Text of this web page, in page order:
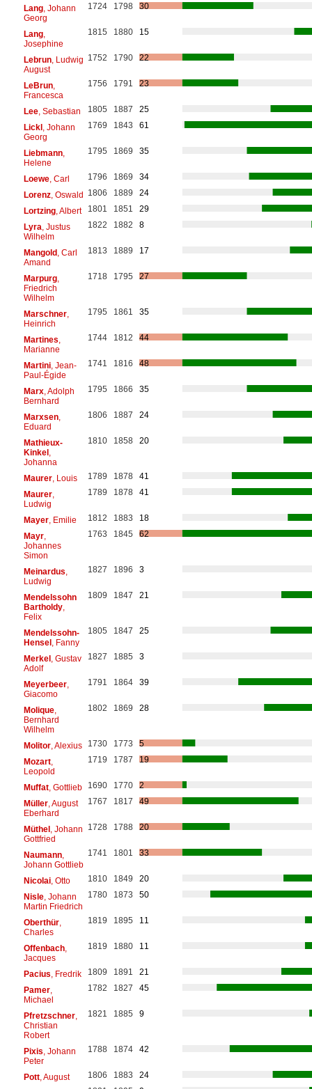
Lang, Johann
Georg
1724 1798 30
Lang,
Josephine
1815 1880 15
Lebrun, Ludwig
August
1752 1790 22
LeBrun,
Francesca
1756 1791 23
Lee, Sebastian 1805 1887
25
Lickl, Johann
Georg
1769 1843 61
Liebmann,
Helene
1795 1869 35
Loewe, Carl 1796 1869
34
Lorenz, Oswald 1806 1889
24
Lortzing, Albert 1801 1851
29
Lyra , Justus
Wilhelm
1822 1882 8
Mangold, Carl
Amand
1813 1889 17
Marpurg,
Friedrich
Wilhelm
1718 1795 27
Marschner,
Heinrich
1795 1861 35
Martines
Marianne
1744 1812 44
Martini, Jean-
Paul-Égide
1741 1816 48
Marx, Adolph
Bernhard
1795 1866 35
Marxsen,
Eduard
1806 1887 24
Mathieux-
Kinkel,
Johanna
1810 1858 20
Maurer, Louis 1789 1878
41
Maurer,
Ludwig
1789 1878 41
Mayer, Emilie 1812 1883
18
Mayr,
Johannes
Simon
1763 1845 62
Meinardus
Ludwig
1827 1896 3
Mendelssohn
Bartholdy,
Felix
1809 1847 21
Mendelssohn-
Hensel, Fanny
1805 1847 25
Merkel, Gustav
Adolf
1827 1885 3
Meyerbeer,
Giacomo
1791 1864 39
Molique,
Bernhard
Wilhelm
1802 1869 28
Molitor, Alexius 1730 1773
5
Mozart,
Leopold
1719 1787 19
Muffat, Gottlieb 1690 1770
2
Müller, August
Eberhard
1767 1817 49
Müthel, Johann
Gottfried
1728 1788 20
Naumann,
Johann Gottlieb
1741 1801 33
Nicolai, Otto 1810 1849
20
Nisle, Johann
Martin Friedrich
1780 1873 50
Oberthür,
Charles
1819 1895 11
Offenbach,
Jacques
1819 1880 11
Pacius , Fredrik 1809 1891
21
Pamer,
Michael
1782 1827 45
Pfretzschner,
Christian
Robert
1821 1885 9
Pixis , Johann
Peter
1788 1874 42
Pott, August 1806 1883
24